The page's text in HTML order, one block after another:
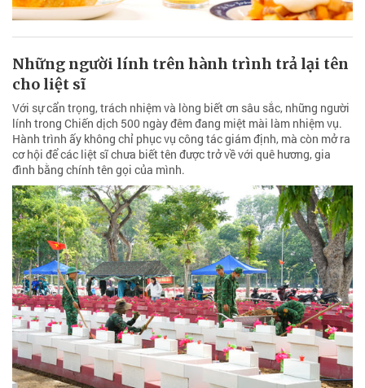
Những người lính trên hành trình trả lại tên
cho liệt sĩ
Với sự cẩn trọng, trách nhiệm và lòng biết ơn sâu sắc, những người
lính trong Chiến dịch 500 ngày đêm đang miệt mài làm nhiệm vụ.
Hành trình ấy không chỉ phục vụ công tác giám định, mà còn mở ra
cơ hội để các liệt sĩ chưa biết tên được trở về với quê hương, gia
đình bằng chính tên gọi của mình.